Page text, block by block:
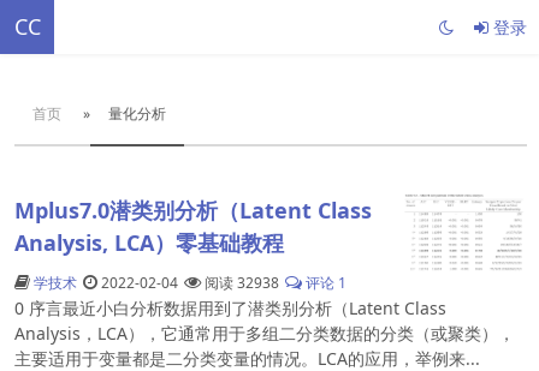
CC 登录
首页 » 量化分析
Mplus7.0潜类别分析（Latent Class
Analysis, LCA）零基础教程
学技术 2022-02-04 阅读 32938 评论 1
0 序言最近小白分析数据用到了潜类别分析（Latent Class
Analysis，LCA），它通常用于多组二分类数据的分类（或聚类），
主要适用于变量都是二分类变量的情况。LCA的应用，举例来...